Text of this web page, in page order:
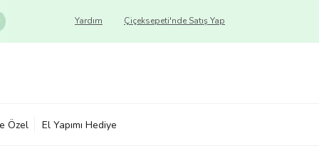
Çiçeksepeti'nde Satış Yap
Yardım
Özel El Yapımı Hediye